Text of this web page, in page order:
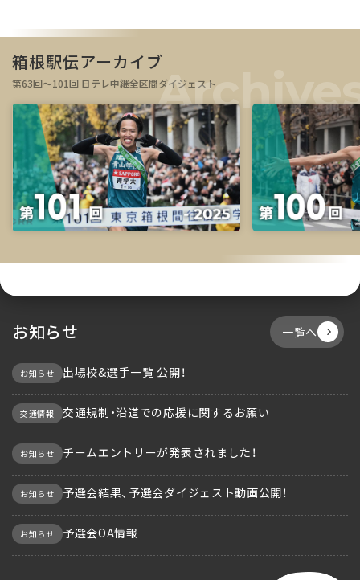
箱根駅伝アーカイブ
第63回～101回 日テレ中継全区間ダイジェスト
お知らせ 一覧へ
お知らせ 出場校&選手一覧 公開！
交通情報 交通規制・沿道での応援に関するお願い
お知らせ チームエントリーが発表されました！
お知らせ 予選会結果、予選会ダイジェスト動画公開！
お知らせ 予選会OA情報